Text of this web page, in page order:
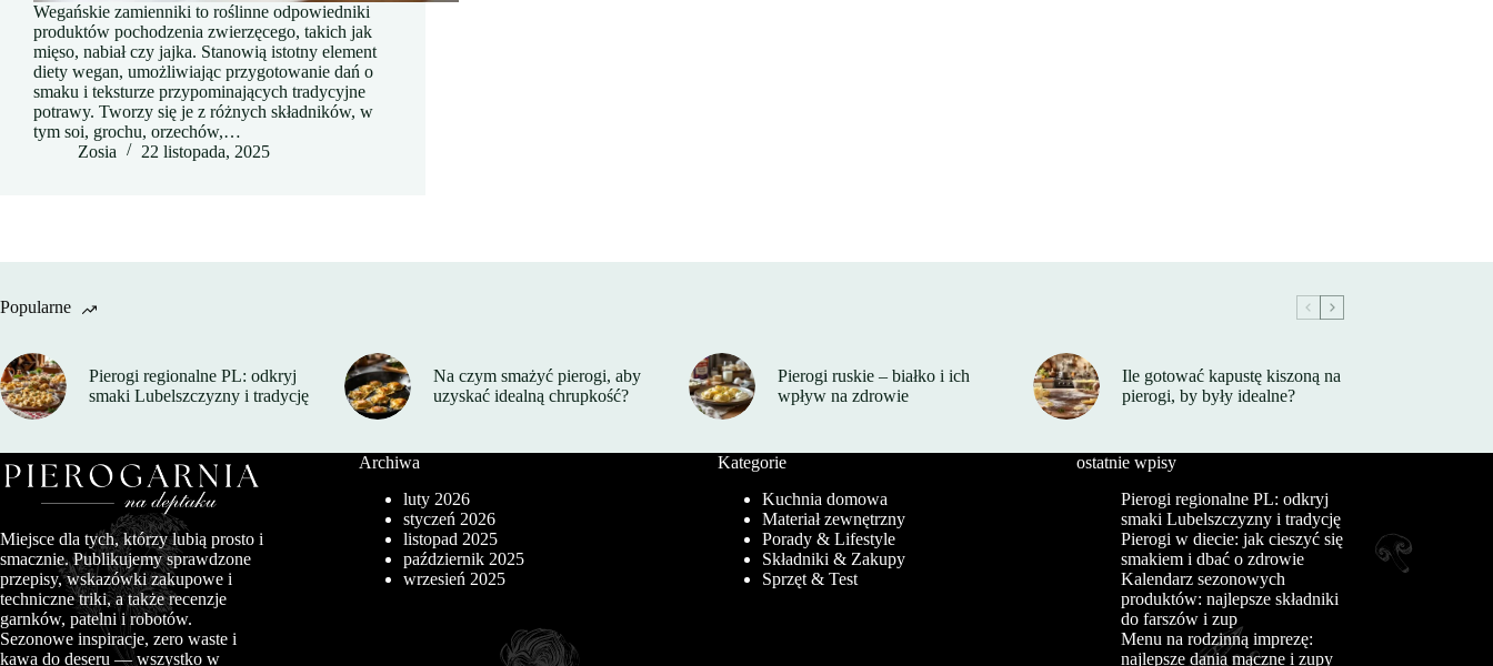
Wegańskie zamienniki to roślinne odpowiedniki
produktów pochodzenia zwierzęcego, takich jak
mięso, nabiał czy jajka. Stanowią istotny element
diety wegan, umożliwiając przygotowanie dań o
smaku i teksturze przypominających tradycyjne
potrawy. Tworzy się je z różnych składników, w
tym soi, grochu, orzechów,…
Zosia
22 listopada, 2025
Popularne
Pierogi regionalne PL: odkryj
smaki Lubelszczyzny i tradycję
Na czym smażyć pierogi, aby
uzyskać idealną chrupkość?
Pierogi ruskie – białko i ich
wpływ na zdrowie
Ile gotować kapustę kiszoną na
pierogi, by były idealne?
Miejsce dla tych, którzy lubią prosto i
smacznie. Publikujemy sprawdzone
przepisy, wskazówki zakupowe i
techniczne triki, a także recenzje
garnków, patelni i robotów.
Sezonowe inspiracje, zero waste i
kawa do deseru — wszystko w
Archiwa
luty 2026
styczeń 2026
listopad 2025
październik 2025
wrzesień 2025
Kategorie
Kuchnia domowa
Materiał zewnętrzny
Porady & Lifestyle
Składniki & Zakupy
Sprzęt & Test
ostatnie wpisy
Pierogi regionalne PL: odkryj
smaki Lubelszczyzny i tradycję
Pierogi w diecie: jak cieszyć się
smakiem i dbać o zdrowie
Kalendarz sezonowych
produktów: najlepsze składniki
do farszów i zup
Menu na rodzinną imprezę:
najlepsze dania mączne i zupy